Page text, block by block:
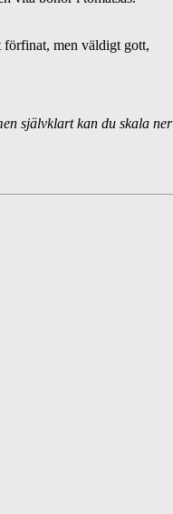
förfinat, men väldigt gott,
självklart kan du skala ner